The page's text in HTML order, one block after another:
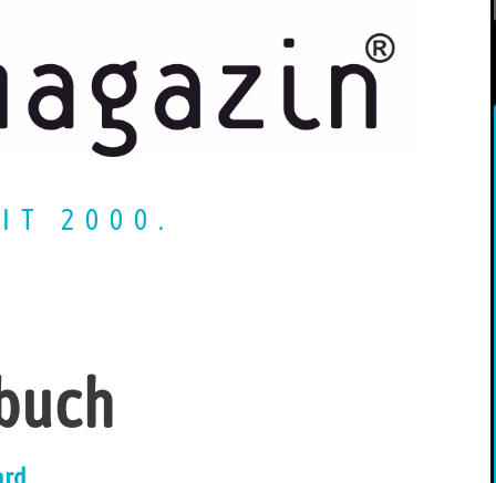
2000.